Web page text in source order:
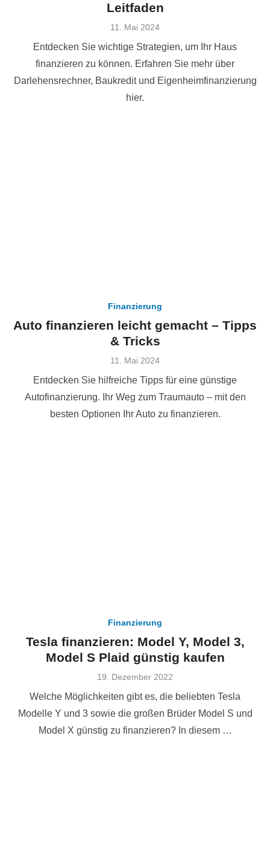
Leitfaden
Veröffentlicht
11. Mai 2024
Entdecken Sie wichtige Strategien, um Ihr Haus
finanzieren zu können. Erfahren Sie mehr über
Darlehensrechner, Baukredit und Eigenheimfinanzierung
hier.
Finanzierung
Auto finanzieren leicht gemacht – Tipps
& Tricks
Veröffentlicht
11. Mai 2024
Entdecken Sie hilfreiche Tipps für eine günstige
Autofinanzierung. Ihr Weg zum Traumauto – mit den
besten Optionen Ihr Auto zu finanzieren.
Finanzierung
Tesla finanzieren: Model Y, Model 3,
Model S Plaid günstig kaufen
Veröffentlicht
19. Dezember 2022
Welche Möglichkeiten gibt es, die beliebten Tesla
Modelle Y und 3 sowie die großen Brüder Model S und
Model X günstig zu finanzieren? In diesem …